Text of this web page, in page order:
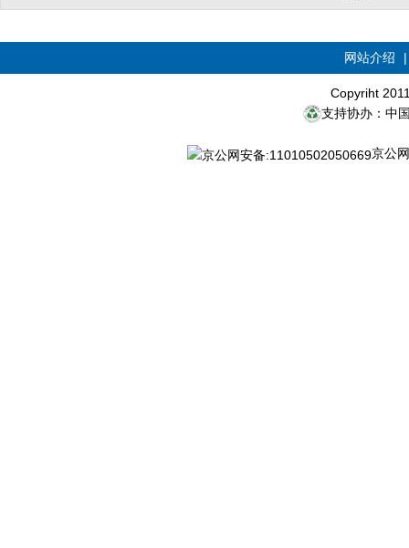
网站介绍
Copyriht
支持协办：中
京公